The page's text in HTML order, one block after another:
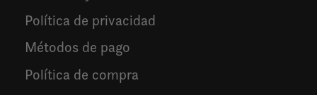
Política de privacidad
Métodos de pago
Política de compra